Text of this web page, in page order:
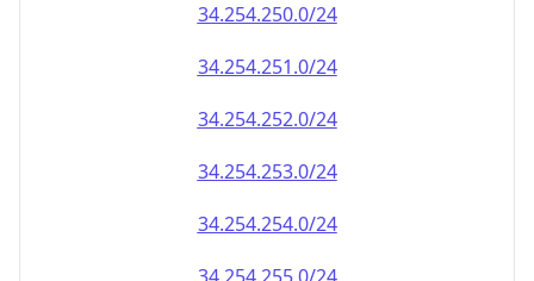
34.254.250.0/24
34.254.251.0/24
34.254.252.0/24
34.254.253.0/24
34.254.254.0/24